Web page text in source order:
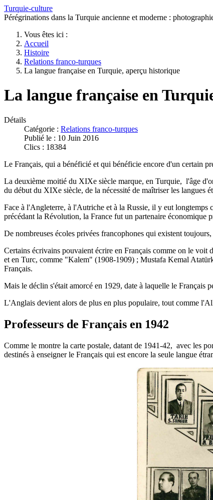
Turquie-culture
Pérégrinations dans la Turquie ancienne et moderne :
Vous êtes ici :
Accueil
Histoire
Relations franco-turques
La langue française en Turquie, aperçu historique
La langue française en
Détails
Catégorie : Relations franco-turques
Publié le : 10 Juin 2016
Clics : 18384
Le Français, qui a bénéficié et qui bénéficie encore d'un certain
La deuxième moitié du XIXe siècle marque, en Turquie, l'âge
du début du XIXe siècle, de la nécessité de maîtriser les langues
Face à l'Angleterre, à l'Autriche et à la Russie, il y eut
précédant la Révolution, la France fut un partenaire économique
De nombreuses écoles privées francophones qui existent
Certains écrivains pouvaient écrire en Français comme on le
et en Turc, comme "Kalem" (1908-1909) ; Mustafa Kemal
Français.
Mais le déclin s'était amorcé en 1929, date à laquelle le Français
L'Anglais devient alors de plus en plus populaire, tout comme
Professeurs de Français en 1942
Comme le montre la carte postale, datant de 1941-42, avec les
destinés à enseigner le Français qui est encore la seule langue